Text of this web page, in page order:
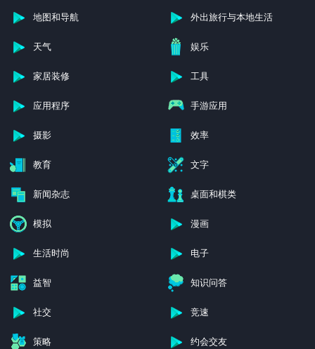
地图和导航 外出旅行与本地生活
天气 娱乐
家居装修 工具
应用程序 手游应用
摄影 效率
教育 文字
新闻杂志 桌面和棋类
模拟 漫画
生活时尚 电子
益智 知识问答
社交 竞速
策略 约会交友